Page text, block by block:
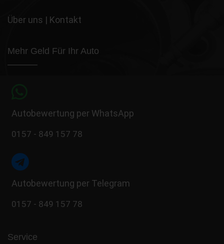
Über uns | Kontakt
Mehr Geld Für Ihr Auto
Autobewertung per WhatsApp
0157 - 849 157 78
Autobewertung per Telegram
0157 - 849 157 78
Service